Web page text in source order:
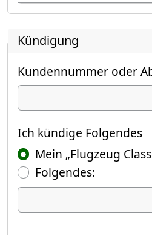
Kündigung
Kundennummer oder
Ich kündige
Ich kündige Folgendes
Mein „Flugzeug
Folgendes:
Ich kündige Folgendes